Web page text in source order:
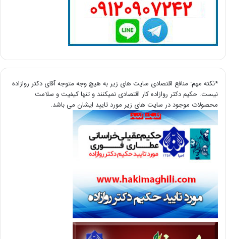
*نکته مهم: منافع اقتصادی سایت های زیر به هیچ وجه متوجه آقای دکتر روازاده
نیست. حکیم دکتر روازاده کار اقتصادی نمیکنند و تنها کیفیت و سلامت
محصولات موجود در سایت های زیر مورد تایید ایشان می باشد.